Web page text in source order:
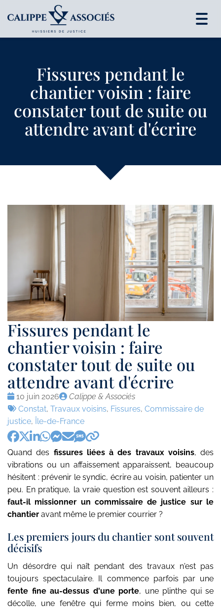
Fissures pendant le
chantier voisin : faire
constater tout de suite ou
attendre avant d'écrire
Fissures pendant le
chantier voisin : faire
constater tout de suite ou
attendre avant d'écrire
Date
:
10 juin 2026
Publié
par
Calippe & Associés
Tags
:
Constat, Travaux voisins, Fissures, Commissaire de
justice, Île-de-France
Quand des fissures liées à des travaux voisins, des
vibrations ou un affaissement apparaissent, beaucoup
hésitent : prévenir le syndic, écrire au voisin, patienter un
peu. En pratique, la vraie question est souvent ailleurs :
faut-il missionner un commissaire de justice sur le
chantier avant même le premier courrier ?
Les premiers jours du chantier sont souvent
décisifs
Un désordre qui naît pendant des travaux n'est pas
toujours spectaculaire. Il commence parfois par une
fente fine au-dessus d'une porte, une plinthe qui se
décolle, une fenêtre qui ferme moins bien, ou cette